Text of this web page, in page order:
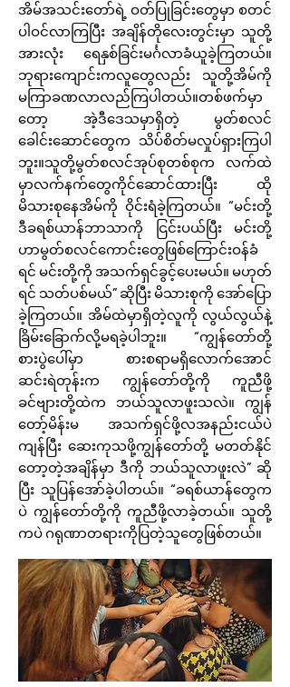
အိမ်အသင်းတော်ရဲ့ ဝတ်ပြုခြင်းတွေမှာ စတင်
ပါဝင်လာကြပြီး အချိန်တိုလေးတွင်းမှာ သူတို့
အားလုံး ရေနှစ်ခြင်းမင်္ဂလာခံယူခဲ့ကြတယ်။
ဘုရားကျောင်းကလူတွေလည်း သူတို့အိမ်ကို
မကြာခဏလာလည်ကြပါတယ်။တစ်ဖက်မှာ
တော့ အဲ့ဒီဒေသမှာရှိတဲ့ မွတ်စလင်
ခေါင်းဆောင်တွေက သိပ်စိတ်မလှုပ်ရှားကြပါ
ဘူး။သူတို့မွတ်စလင်အုပ်စုတစ်စုက လက်ထဲ
မှာလက်နက်တွေကိုင်ဆောင်ထားပြီး ထို
မိသားစုနေအိမ်ကို ဝိုင်းရံခဲ့ကြတယ်။ “မင်းတို့
ဒီခရစ်ယာန်ဘာသာကို ငြင်းပယ်ပြီး မင်းတို့
ဟာမွတ်စလင်ကောင်းတွေဖြစ်ကြောင်းဝန်ခံ
ရင် မင်းတို့ကို အသက်ရှင်ခွင့်ပေးမယ်။ မဟုတ်
ရင် သတ်ပစ်မယ်” ဆိုပြီး မိသားစုကို အော်ပြော
ခဲ့ကြတယ်။ အိမ်ထဲမှာရှိတဲ့လူကို လွယ်လွယ်နဲ့
ခြိမ်းခြောက်လို့မရခဲ့ပါဘူး။ “ကျွန်တော်တို့
စားပွဲပေါ်မှာ စားစရာမရှိလောက်အောင်
ဆင်းရဲတုန်းက ကျွန်တော်တို့ကို ကူညီဖို့
ခင်ဗျားတို့ထဲက ဘယ်သူလာဖူးသလဲ။ ကျွန်
တော့်မိန်းမ အသက်ရှင်ဖို့လအနည်းငယ်ပဲ
ကျန်ပြီး ဆေးကုသဖို့ကျွန်တော်တို့ မတတ်နိုင်
တော့တဲ့အချိန်မှာ ဒီကို ဘယ်သူလာဖူးလဲ” ဆို
ပြီး သူပြန်အော်ခဲ့ပါတယ်။ “ခရစ်ယာန်တွေက
ပဲ ကျွန်တော်တို့ကို ကူညီဖို့လာခဲ့တယ်။ သူတို့
ကပဲ ဂရုဏာတရားကိုပြတဲ့သူတွေဖြစ်တယ်။